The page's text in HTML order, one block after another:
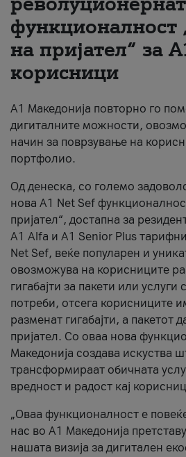
За нас
#ПодобарОнлајн
функционалност
на пријател“ за
корисници
А1 Македонија повторно го
дигиталните можности,
начин за поврзување на
портфолио.
Од денеска, со големо
нова A1 Net Sef
пријател“, достапна за
А1 Alfa и A1 Senior Plus
Net Sef, веќе популарен и
овозможува на корисниците
гигабајти за пакети или
потреби, отсега корисниците
разменат гигабајти, а пакетот
пријател. Со оваа нова
Македонија создава искуства
трансформираат обичната
вредност и радост кај
„Оваа функционалност е
нас во А1 Македонија
нашата визија за дигитален